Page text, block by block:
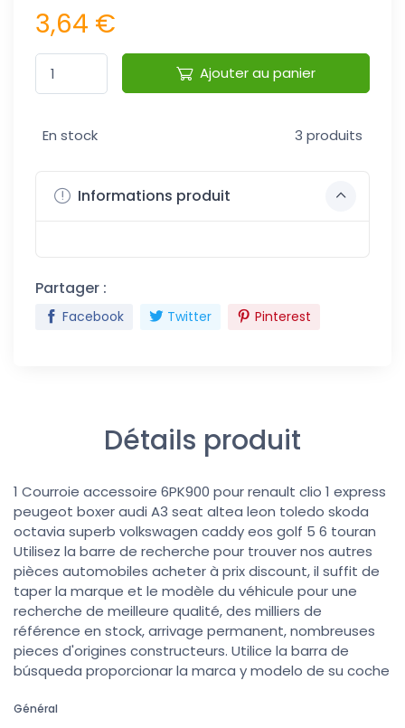
3,64 €
Ajouter au panier
En stock 3 produits
Informations produit
Partager :
Facebook Twitter Pinterest
Détails produit
1 Courroie accessoire 6PK900 pour renault clio 1 express
peugeot boxer audi A3 seat altea leon toledo skoda
octavia superb volkswagen caddy eos golf 5 6 touran
Utilisez la barre de recherche pour trouver nos autres
pièces automobiles acheter à prix discount, il suffit de
taper la marque et le modèle du véhicule pour une
recherche de meilleure qualité, des milliers de
référence en stock, arrivage permanent, nombreuses
pieces d'origines constructeurs. Utilice la barra de
búsqueda proporcionar la marca y modelo de su coche
Général